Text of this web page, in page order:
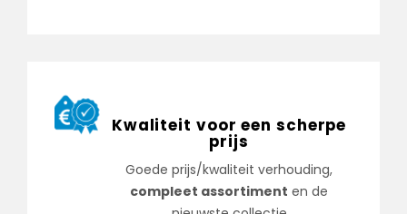
Kwaliteit voor een scherpe
prijs
Goede prijs/kwaliteit verhouding,
compleet assortiment en de